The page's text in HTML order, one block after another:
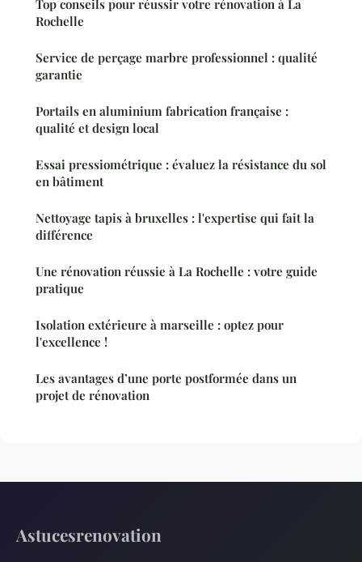
Top conseils pour réussir votre rénovation à La
Rochelle
Service de perçage marbre professionnel : qualité
garantie
Portails en aluminium fabrication française :
qualité et design local
Essai pressiométrique : évaluez la résistance du sol
en bâtiment
Nettoyage tapis à bruxelles : l'expertise qui fait la
différence
Une rénovation réussie à La Rochelle : votre guide
pratique
Isolation extérieure à marseille : optez pour
l'excellence !
Les avantages d’une porte postformée dans un
projet de rénovation
Astucesrenovation